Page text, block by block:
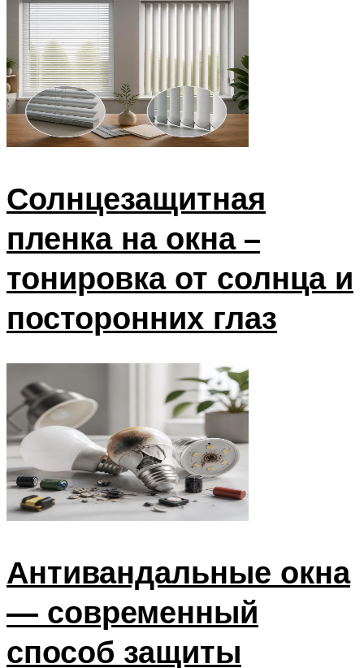
Солнцезащитная
пленка на окна –
тонировка от солнца и
посторонних глаз
Антивандальные окна
— современный
способ защиты